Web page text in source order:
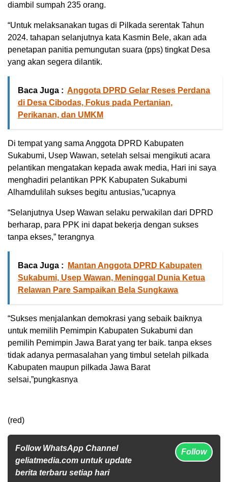
diambil sumpah 235 orang.
“Untuk melaksanakan tugas di Pilkada serentak Tahun
2024. tahapan selanjutnya kata Kasmin Bele, akan ada
penetapan panitia pemungutan suara (pps) tingkat Desa
yang akan segera dilantik.
Baca Juga : Anggota DPRD Gelar Reses Perdana
di Desa Cibodas, Fokus pada Pertanian,
Perikanan, dan UMKM
Di tempat yang sama Anggota DPRD Kabupaten
Sukabumi, Usep Wawan, setelah selsai mengikuti acara
pelantikan mengatakan kepada awak media, Hari ini saya
menghadiri pelantikan PPK Kabupaten Sukabumi
Alhamdulilah sukses begitu antusias,”ucapnya
“Selanjutnya Usep Wawan selaku perwakilan dari DPRD
berharap, para PPK ini dapat bekerja dengan sukses
tanpa ekses,” terangnya
Baca Juga :
Mantan Anggota DPRD Kabupaten
Sukabumi, Usep Wawan, Meninggal Dunia Ketua
Relawan Pare Sampaikan Bela Sungkawa
“Sukses menjalankan demokrasi yang sebaik baiknya
untuk memilih Pemimpin Kabupaten Sukabumi dan
pemilih Pemimpin Jawa Barat yang ter baik. tanpa ekses
tidak adanya permasalahan yang timbul setelah pilkada
Kabupaten maupun pilkada Jawa Barat
selsai,”pungkasnya
(red)
Follow WhatsApp Channel
geliatmedia.com untuk update
berita terbaru setiap hari
Follow